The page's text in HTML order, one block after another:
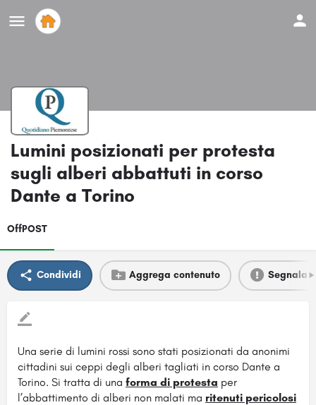
Lumini posizionati per protesta
sugli alberi abbattuti in corso
Dante a Torino
OffPOST
Condividi Aggrega contenuto Segnala
Una serie di lumini rossi sono stati posizionati da anonimi
cittadini sui ceppi degli alberi tagliati in corso Dante a
Torino. Si tratta di una forma di protesta per
l’abbattimento di alberi non malati ma ritenuti pericolosi